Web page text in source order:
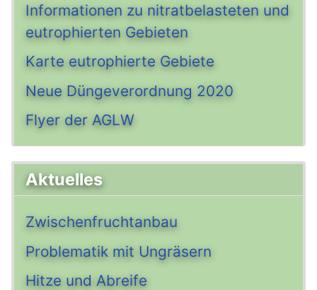
Informationen zu nitratbelasteten und
eutrophierten Gebieten
Karte eutrophierte Gebiete
Neue Düngeverordnung 2020
Flyer der AGLW
Aktuelles
Zwischenfruchtanbau
Problematik mit Ungräsern
Hitze und Abreife